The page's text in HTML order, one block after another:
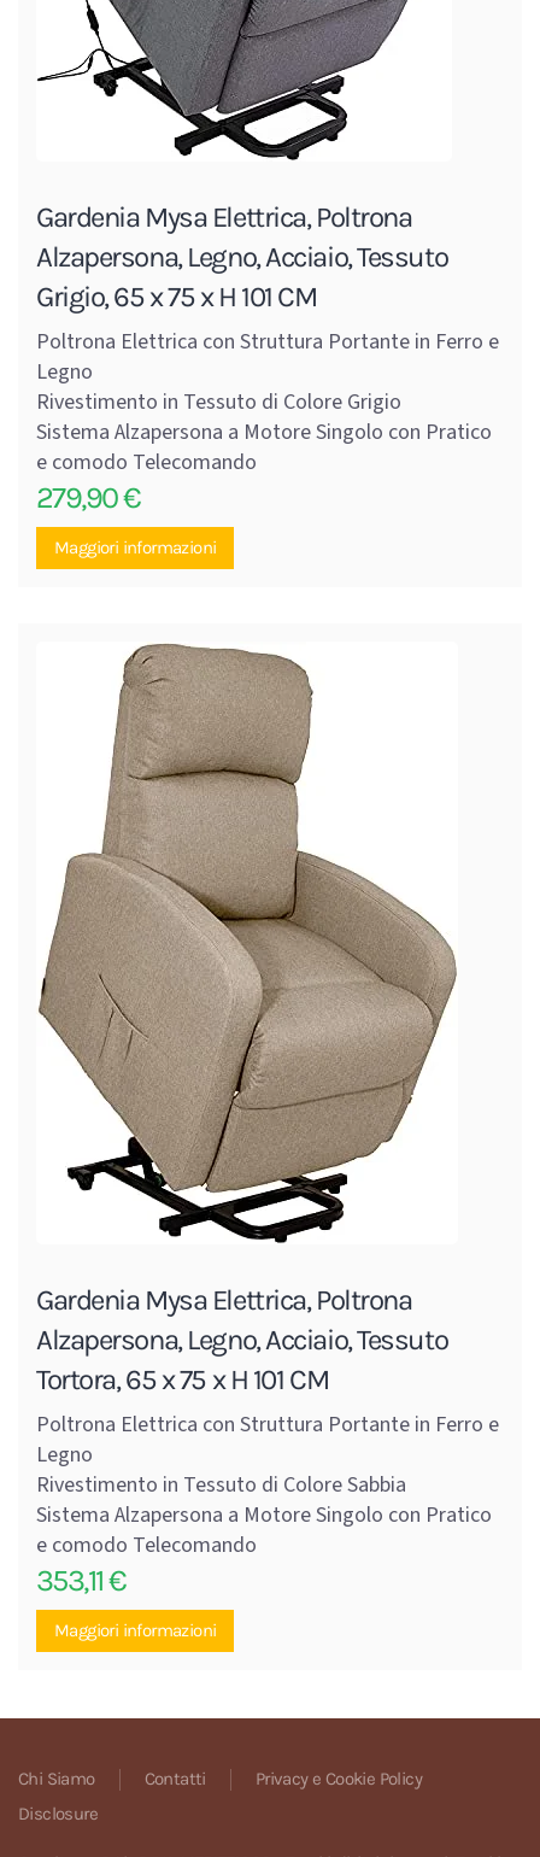
Gardenia Mysa Elettrica, Poltrona
Alzapersona, Legno, Acciaio, Tessuto
Grigio, 65 x 75 x H 101 CM
Poltrona Elettrica con Struttura Portante in Ferro e
Legno
Rivestimento in Tessuto di Colore Grigio
Sistema Alzapersona a Motore Singolo con Pratico
e comodo Telecomando
279,90€
Maggiori informazioni
Gardenia Mysa Elettrica, Poltrona
Alzapersona, Legno, Acciaio, Tessuto
Tortora, 65 x 75 x H 101 CM
Poltrona Elettrica con Struttura Portante in Ferro e
Legno
Rivestimento in Tessuto di Colore Sabbia
Sistema Alzapersona a Motore Singolo con Pratico
e comodo Telecomando
353,11€
Maggiori informazioni
Chi Siamo Contatti
Privacy e Cookie Policy
Disclosure